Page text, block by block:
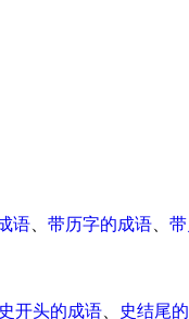
语 带历字的成语
史开头的成语
史结尾